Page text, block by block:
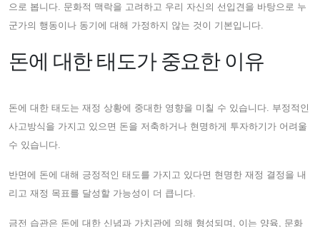
으로 봅니다. 문화적 맥락을 고려하고 우리 자신의 선입견을 바탕으로 누
군가의 행동이나 동기에 대해 가정하지 않는 것이 기본입니다.
돈에 대한 태도가 중요한 이유
돈에 대한 태도는 재정 상황에 중대한 영향을 미칠 수 있습니다. 부정적인
사고방식을 가지고 있으면 돈을 저축하거나 현명하게 투자하기가 어려울
수 있습니다.
반면에 돈에 대해 긍정적인 태도를 가지고 있다면 현명한 재정 결정을 내
리고 재정 목표를 달성할 가능성이 더 큽니다.
금전 습관은 돈에 대한 신념과 가치관에 의해 형성되며, 이는 양육, 문화